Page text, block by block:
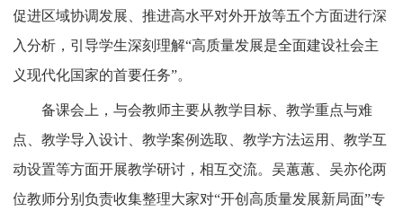
促进区域协调发展、推进高水平对外开放等五个方面进行深
入分析，引导学生深刻理解“高质量发展是全面建设社会主
义现代化国家的首要任务”。
备课会上， 与会教师主要从教学目标、教学重点与难
点、教学导入设计、教学案例选取、教学方法运用、教学互
动设置等方面开展教学研讨，相互交流。吴蕙蕙、吴亦伦两
位教师分别负责收集整理大家对“开创高质量发展新局面”专